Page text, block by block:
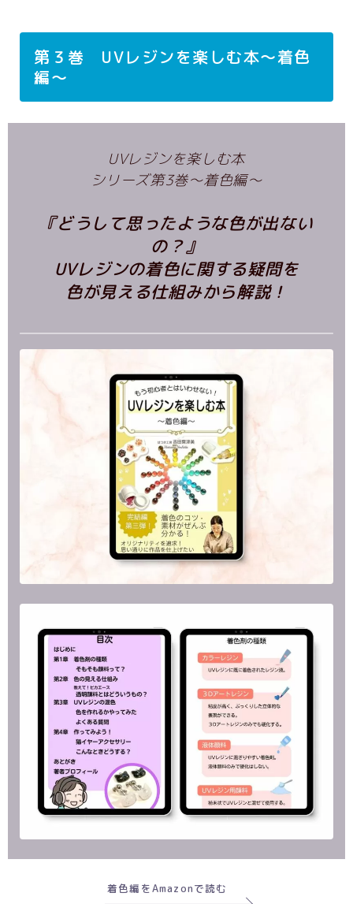
第３巻 UVレジンを楽しむ本～着色
編～
UVレジンを楽しむ本
シリーズ第3巻～着色編～
『どうして思ったような色が出ない
の？』
UVレジンの着色に関する疑問を
色が見える仕組みから解説！
着色編をAmazonで読む